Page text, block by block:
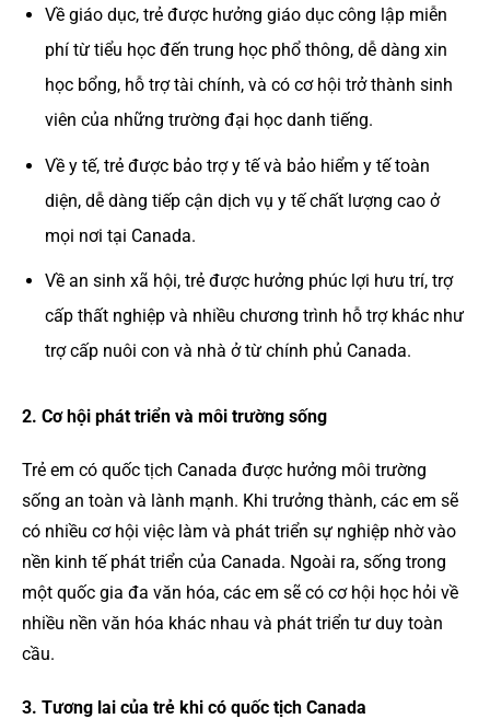
Về giáo dục, trẻ được hưởng giáo dục công lập miễn
phí từ tiểu học đến trung học phổ thông, dễ dàng xin
học bổng, hỗ trợ tài chính, và có cơ hội trở thành sinh
viên của những trường đại học danh tiếng.
Về y tế, trẻ được bảo trợ y tế và bảo hiểm y tế toàn
diện, dễ dàng tiếp cận dịch vụ y tế chất lượng cao ở
mọi nơi tại Canada.
Về an sinh xã hội, trẻ được hưởng phúc lợi hưu trí, trợ
cấp thất nghiệp và nhiều chương trình hỗ trợ khác như
trợ cấp nuôi con và nhà ở từ chính phủ Canada.
2. Cơ hội phát triển và môi trường sống
Trẻ em có quốc tịch Canada được hưởng môi trường
sống an toàn và lành mạnh. Khi trưởng thành, các em sẽ
có nhiều cơ hội việc làm và phát triển sự nghiệp nhờ vào
nền kinh tế phát triển của Canada. Ngoài ra, sống trong
một quốc gia đa văn hóa, các em sẽ có cơ hội học hỏi về
nhiều nền văn hóa khác nhau và phát triển tư duy toàn
cầu.
3. Tương lai của trẻ khi có quốc tịch Canada